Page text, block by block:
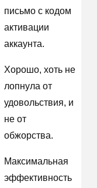
письмо с кодом
активации
аккаунта.
Хорошо, хоть не
лопнула от
удовольствия, и
не от
обжорства.
Максимальная
эффективность